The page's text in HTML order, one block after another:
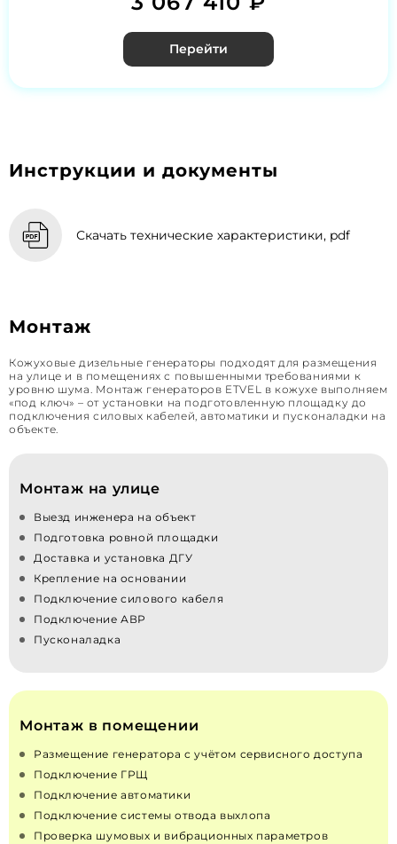
Перейти
Инструкции и документы
Скачать технические характеристики, pdf
Монтаж
Кожуховые дизельные генераторы подходят для размещения
на улице и в помещениях с повышенными требованиями к
уровню шума. Монтаж генераторов ETVEL в кожухе выполняем
«под ключ» – от установки на подготовленную площадку до
подключения силовых кабелей, автоматики и пусконаладки на
объекте.
Монтаж на улице
Выезд инженера на объект
Подготовка ровной площадки
Доставка и установка ДГУ
Крепление на основании
Подключение силового кабеля
Подключение АВР
Пусконаладка
Монтаж в помещении
Размещение генератора с учётом сервисного доступа
Подключение ГРЩ
Подключение автоматики
Подключение системы отвода выхлопа
Проверка шумовых и вибрационных параметров